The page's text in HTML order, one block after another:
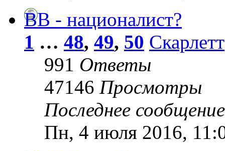
ВВ - националист?
1 … 48, 49, 50 Скарлетт
991 Ответы
47146 Просмотры
Последнее
Пн, 4 июля 2016,